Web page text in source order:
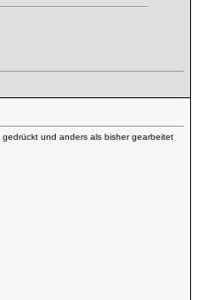
und anders als bisher gearbeitet